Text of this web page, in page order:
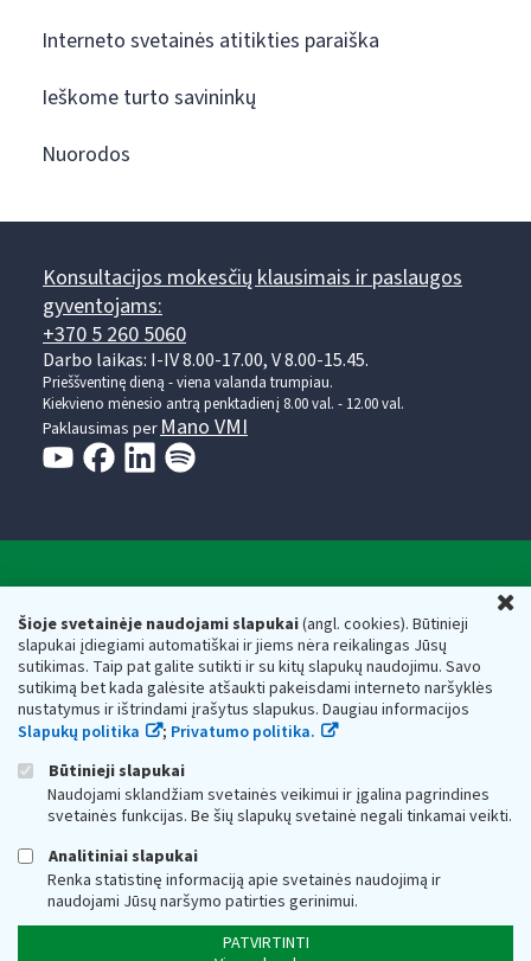
Šioje svetainėje naudojami slapukai(angl. cookies). Būtinieji
slapukai įdiegiami automatiškai ir jiems nėra reikalingas Jūsų
sutikimas. Taip pat galite sutikti ir su kitų slapukų naudojimu. Savo
sutikimą bet kada galėsite atšaukti pakeisdami interneto naršyklės
nustatymus ir ištrindami įrašytus slapukus. Daugiau informacijos
Slapukų politika
; Privatumo politika.
Būtinieji slapukai
Naudojami sklandžiam svetainės veikimui ir įgalina pagrindines
svetainės funkcijas. Be šių slapukų svetainė negali tinkamai veikti.
Analitiniai slapukai
Renka statistinę informaciją apie svetainės naudojimą ir
naudojami Jūsų naršymo patirties gerinimui.
PATVIRTINTI
Interneto svetainės atitikties paraiška
Ieškome turto savininkų
Nuorodos
Konsultacijos mokesčių klausimais ir paslaugos
gyventojams:
+370 5 260 5060
Darbo laikas: I-IV 8.00-17.00, V 8.00-15.45.
Prieššventinę dieną - viena valanda trumpiau.
Kiekvieno mėnesio antrą penktadienį 8.00 val. - 12.00 val.
Paklausimas per Mano VMI
Respublikos finansų ministerijos
Biudžetinė įstaiga. Juridinio asmens kodas — 188659752,
adresas: Vasario 16-osios g. 14, 01107 Vilnius, Lietuva, el.paštas:
vmi@vmi.lt, E. pristatymo dėžutės adresas 188659752
Duomenys apie Valstybinę mokesčių inspekciją prie Lietuvos
Respublikos finansų ministerijos kaupiami ir saugomi Juridinių